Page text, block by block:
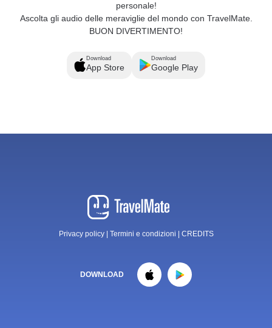
personale!
Ascolta gli audio delle meraviglie del mondo con TravelMate.
BUON DIVERTIMENTO!
Download
App Store
Download
Google Play
Privacy policy| Termini e condizioni CREDITS
DOWNLOAD